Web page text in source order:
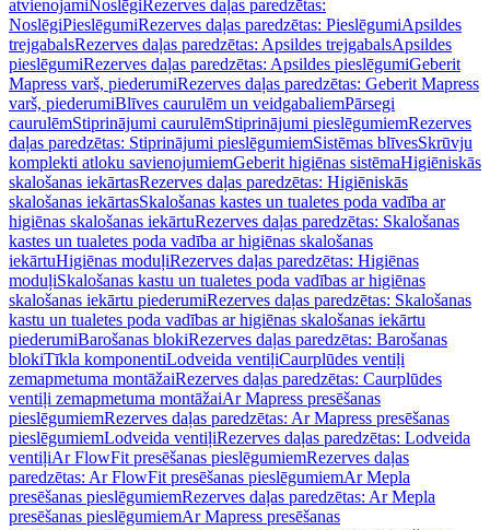
atvienojamiNoslēgiRezerves daļas paredzētas:
NoslēgiPieslēgumiRezerves daļas paredzētas: PieslēgumiApsildes
trejgabalsRezerves daļas paredzētas: Apsildes trejgabalsApsildes
pieslēgumiRezerves daļas paredzētas: Apsildes pieslēgumiGeberit
Mapress varš, piederumiRezerves daļas paredzētas: Geberit Mapress
varš, piederumiBlīves caurulēm un veidgabaliemPārsegi
caurulēmStiprinājumi caurulēmStiprinājumi pieslēgumiemRezerves
daļas paredzētas: Stiprinājumi pieslēgumiemSistēmas blīvesSkrūvju
komplekti atloku savienojumiemGeberit higiēnas sistēmaHigiēniskās
skalošanas iekārtasRezerves daļas paredzētas: Higiēniskās
skalošanas iekārtasSkalošanas kastes un tualetes poda vadība ar
higiēnas skalošanas iekārtuRezerves daļas paredzētas: Skalošanas
kastes un tualetes poda vadība ar higiēnas skalošanas
iekārtuHigiēnas moduļiRezerves daļas paredzētas: Higiēnas
moduļiSkalošanas kastu un tualetes poda vadības ar higiēnas
skalošanas iekārtu piederumiRezerves daļas paredzētas: Skalošanas
kastu un tualetes poda vadības ar higiēnas skalošanas iekārtu
piederumiBarošanas blokiRezerves daļas paredzētas: Barošanas
blokiTīkla komponentiLodveida ventiļiCaurplūdes ventiļi
zemapmetuma montāžaiRezerves daļas paredzētas: Caurplūdes
ventiļi zemapmetuma montāžaiAr Mapress presēšanas
pieslēgumiemRezerves daļas paredzētas: Ar Mapress presēšanas
pieslēgumiemLodveida ventiļiRezerves daļas paredzētas: Lodveida
ventiļiAr FlowFit presēšanas pieslēgumiemRezerves daļas
paredzētas: Ar FlowFit presēšanas pieslēgumiemAr Mepla
presēšanas pieslēgumiemRezerves daļas paredzētas: Ar Mepla
presēšanas pieslēgumiemAr Mapress presēšanas